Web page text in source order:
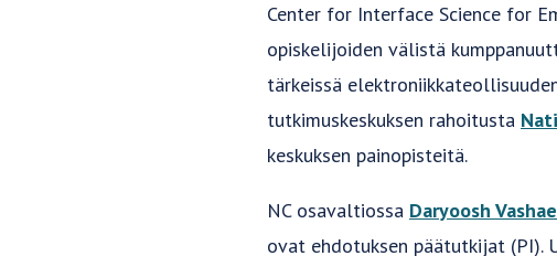
Center for Interface Science for
opiskelijoiden välistä
tärkeissä
tutkimuskeskuksen rahoitusta
keskuksen painopisteitä.
NC osavaltiossa Daryoosh
ovat ehdotuksen päätutkijat (PI).